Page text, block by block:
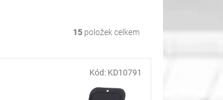
15 položek celkem
Kód: KD10791